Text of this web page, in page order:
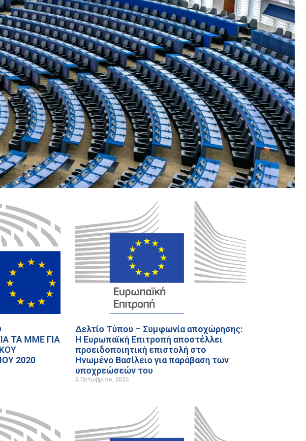
ΤΑ ΜΜΕ ΓΙΑ
2020
Δελτίο Τύπου – Συμφωνία αποχώρησης:
Η Ευρωπαϊκή Επιτροπή αποστέλλει
προειδοποιητική επιστολή στο
Ηνωμένο Βασίλειο για παράβαση των
υποχρεώσεών του
2 Οκτωβρίου, 2020